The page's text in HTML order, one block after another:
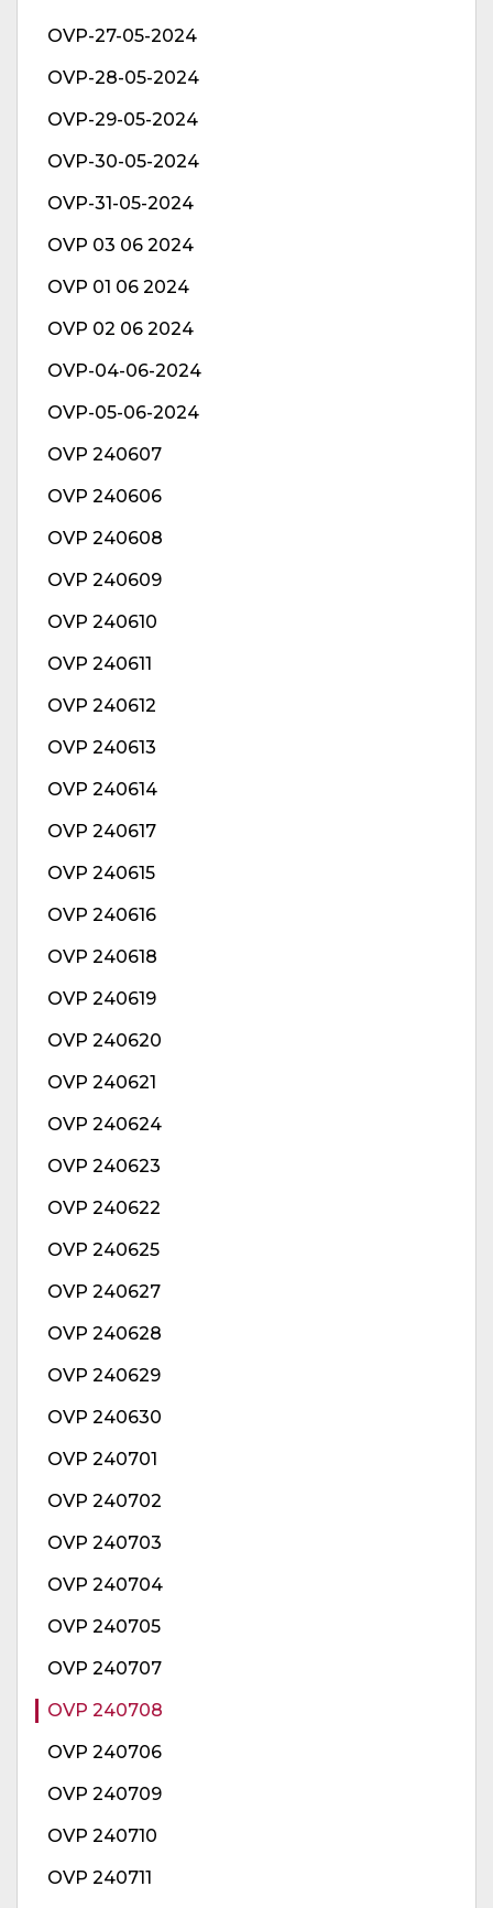
OVP-27-05-2024
OVP-28-05-2024
OVP-29-05-2024
OVP-30-05-2024
OVP-31-05-2024
OVP 03 06 2024
OVP 01 06 2024
OVP 02 06 2024
OVP-04-06-2024
OVP-05-06-2024
OVP 240607
OVP 240606
OVP 240608
OVP 240609
OVP 240610
OVP 240611
OVP 240612
OVP 240613
OVP 240614
OVP 240617
OVP 240615
OVP 240616
OVP 240618
OVP 240619
OVP 240620
OVP 240621
OVP 240624
OVP 240623
OVP 240622
OVP 240625
OVP 240627
OVP 240628
OVP 240629
OVP 240630
OVP 240701
OVP 240702
OVP 240703
OVP 240704
OVP 240705
OVP 240707
OVP 240708
OVP 240706
OVP 240709
OVP 240710
OVP 240711